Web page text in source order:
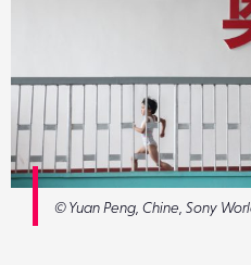
© Yuan Peng, Chine, Sony